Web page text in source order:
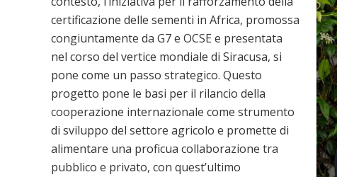
certificazione delle sementi in Africa, promossa
congiuntamente da G7 e OCSE e presentata
nel corso del vertice mondiale di Siracusa, si
pone come un passo strategico. Questo
progetto pone le basi per il rilancio della
cooperazione internazionale come strumento
di sviluppo del settore agricolo e promette di
alimentare una proficua collaborazione tra
pubblico e privato, con quest’ultimo